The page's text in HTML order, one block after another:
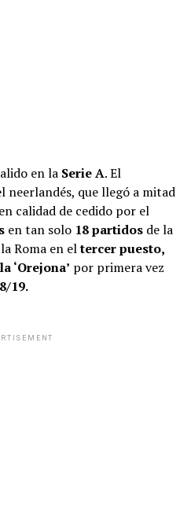
en laSerie A. El
que llegó a mitad
en calidad de cedido por el
en tan solo 18 partidos de la
Roma en eltercer puesto,
‘Orejona’ por primera vez
19.